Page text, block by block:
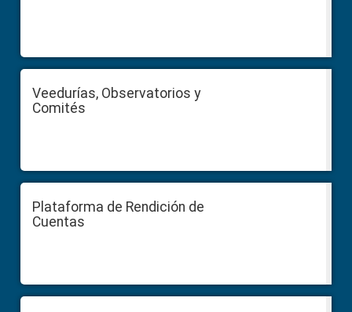
Veedurías, Observatorios y
Comités
Plataforma de Rendición de
Cuentas